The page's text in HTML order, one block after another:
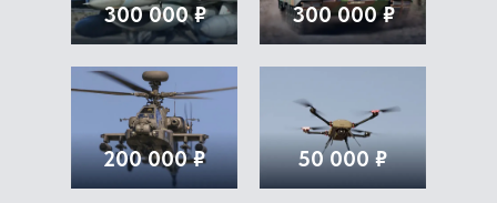
300 000 ₽ 300 000 ₽
50 000 ₽
200 000 ₽